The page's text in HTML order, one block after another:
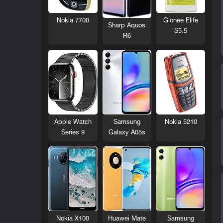
Gionee Elife
S5.5
Sharp Aquos
R6
Nokia 7700
Nokia 5210
Samsung
Galaxy A05s
Apple Watch
Series 9
Samsung
Huawei Mate
Nokia X100